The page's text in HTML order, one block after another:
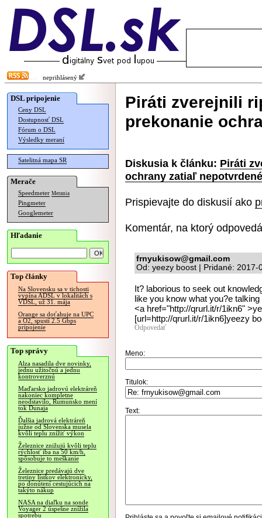
neprihlásený
DSL pripojenie
Ceny DSL
Dostupnosť DSL
Fórum o DSL
Výsledky meraní
Satelitná mapa SR
Merače
Speedmeter Merania
Pingmeter
Googlemeter
Hľadanie
Top články
Na Slovensku sa v tichosti
vypína ADSL v lokalitách s
VDSL, už 31. mája
Orange sa doťahuje na UPC
a O2, spustí 2.5 Gbps
pripojenie
Top správy
Alza nasadila dve novinky,
jednu užitočnú a jednu
kontroverznú
Maďarsko jadrovú elektráreň
nakoniec kompletne
neodstavilo, Rumunsko mení
tok Dunaja
Ďalšia jadrová elektráreň
južne od Slovenska musela
kvôli teplu znížiť výkon
Železnice znižujú kvôli teplu
rýchlosť iba na 50 km/h,
spôsobuje to meškanie
Železnice predávajú dve
tretiny lístkov elektronicky,
po donútení cestujúcich na
takýto nákup
NASA na diaľku na sonde
Voyager 2 úspešne znížila
spotrebu
Piráti zverejnili
prekonanie
Diskusia k článku: Piráti
ochrany zatiaľ nepotvrdené
Prispievajte do diskusií ako
Komentár, na ktorý
frnyukisow@gmail.com
Od: yeezy boost | Pridané: 2017-
It? laborious to seek out
like you know what you?e
<a href="http://qrurl.it/r/1ikn6"
[url=http://qrurl.it/r/1ikn6]yeezy
Odpovedať
Meno:
Titulok:
Text: